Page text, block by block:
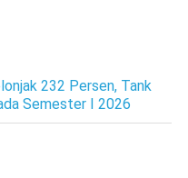
232 Persen, Tank
Semester I 2026